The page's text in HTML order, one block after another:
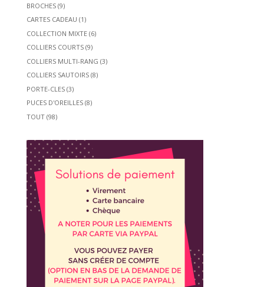
BROCHES (9)
CARTES CADEAU (1)
COLLECTION MIXTE (6)
COLLIERS COURTS (9)
COLLIERS MULTI-RANG (3)
COLLIERS SAUTOIRS (8)
PORTE-CLES (3)
PUCES D'OREILLES (8)
TOUT (98)